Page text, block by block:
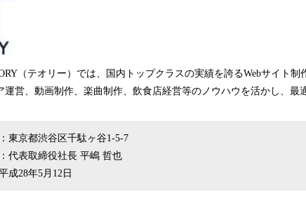
（テオリー）では、国内トップクラスの実績を誇るWebサイト制
運営、動画制作、楽曲制作、飲食店経営等のノウハウを活かし、最
東京都渋谷区千駄ヶ谷1-5-7
代表取締役社長 平嶋 哲也
成28年5月12日